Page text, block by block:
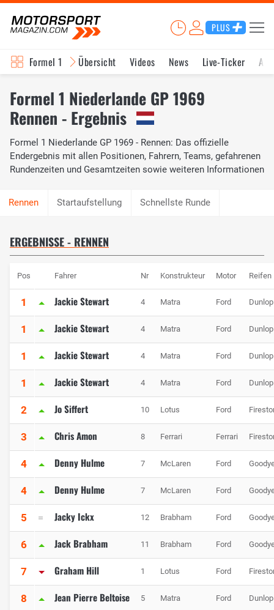
PLUS
Formel 1 Übersicht Videos News Live-Ticker
Formel 1 Niederlande GP 1969
Rennen - Ergebnis
Formel 1 Niederlande GP 1969 - Rennen: Das offizielle
Endergebnis mit allen Positionen, Fahrern, Teams, gefahrenen
Rundenzeiten und Gesamtzeiten sowie weiteren Informationen
Startaufstellung Schnellste Runde
ERGEBNISSE - RENNEN
Pos Fahrer Nr Konstrukteur Motor Reifen
1 Jackie Stewart 4 Matra Ford Dunlop
1 Jackie Stewart 4 Matra Ford Dunlop
1 Jackie Stewart 4 Matra Ford Dunlop
1 Jackie Stewart 4 Matra Ford Dunlop
2 Jo Siffert 10 Lotus Ford
3 Chris Amon 8 Ferrari Ferrari
4 Denny Hulme 7 McLaren Ford
4 Denny Hulme 7 McLaren Ford
5 Jacky Ickx 12 Brabham Ford
6 Jack Brabham 11 Brabham Ford
7 Graham Hill 1 Lotus Ford
8 Jean Pierre Beltoise 5 Matra Ford Dunlop